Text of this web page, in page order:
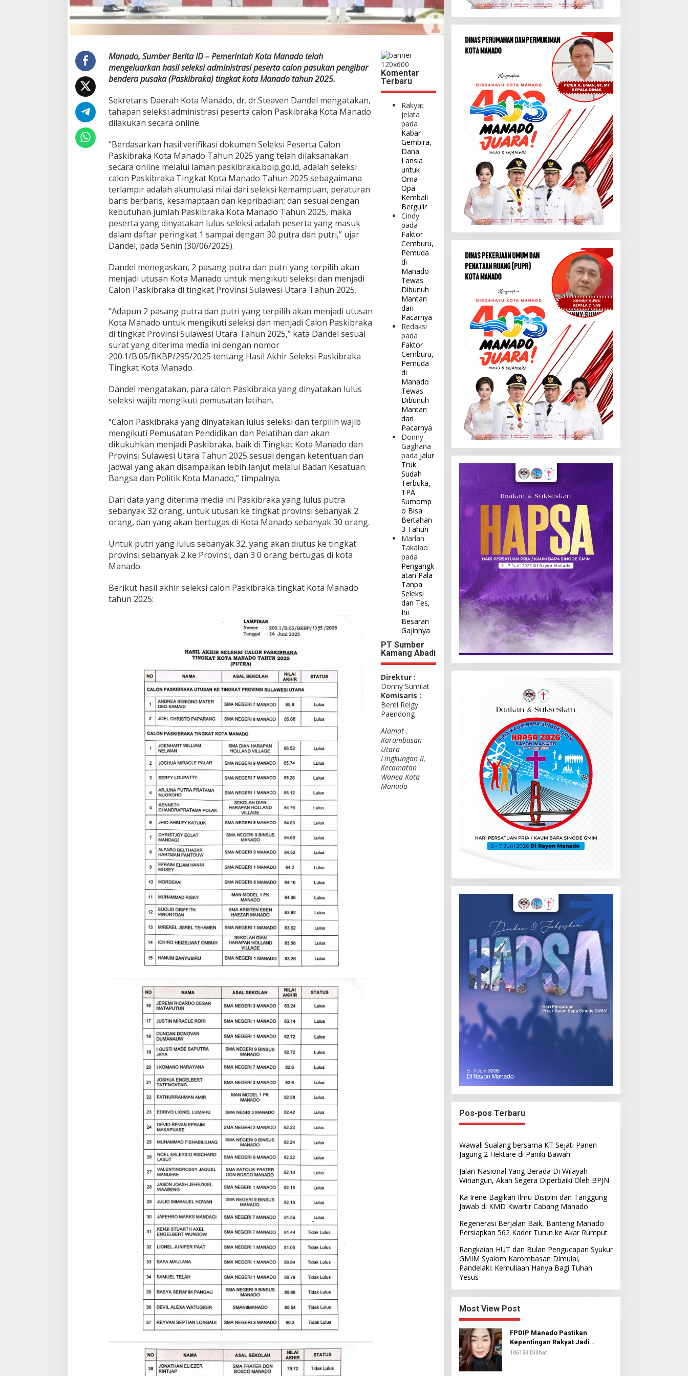
k
i
b
r
k
a
T
i
g
k
t
o
t
a
M
a
n
a
d
o
t
a
h
n
2
0
2
Manado, Sumber Berita ID – Pemerintah Kota Manado telah
mengeluarkan hasil seleksi administrasi peserta calon pasukan pengibar
bendera pusaka (Paskibraka) tingkat kota Manado tahun 2025.
Sekretaris Daerah Kota Manado, dr. dr.Steaven Dandel mengatakan,
tahapan seleksi administrasi peserta calon Paskibraka Kota Manado
dilakukan secara online.
“Berdasarkan hasil verifikasi dokumen Seleksi Peserta Calon
Paskibraka Kota Manado Tahun 2025 yang telah dilaksanakan
secara online melalui laman paskibraka.bpip.go.id, adalah seleksi
calon Paskibraka Tingkat Kota Manado Tahun 2025 sebagaimana
terlampir adalah akumulasi nilai dari seleksi kemampuan, peraturan
baris berbaris, kesamaptaan dan kepribadian; dan sesuai dengan
kebutuhan jumlah Paskibraka Kota Manado Tahun 2025, maka
peserta yang dinyatakan lulus seleksi adalah peserta yang masuk
dalam daftar peringkat 1 sampai dengan 30 putra dan putri,” ujar
Dandel, pada Senin (30/06/2025).
Dandel menegaskan, 2 pasang putra dan putri yang terpilih akan
menjadi utusan Kota Manado untuk mengikuti seleksi dan menjadi
Calon Paskibraka di tingkat Provinsi Sulawesi Utara Tahun 2025.
“Adapun 2 pasang putra dan putri yang terpilih akan menjadi utusan
Kota Manado untuk mengikuti seleksi dan menjadi Calon Paskibraka
di tingkat Provinsi Sulawesi Utara Tahun 2025,” kata Dandel sesuai
surat yang diterima media ini dengan nomor
200.1/B.05/BKBP/295/2025 tentang Hasil Akhir Seleksi Paskibraka
Tingkat Kota Manado.
Dandel mengatakan, para calon Paskibraka yang dinyatakan lulus
seleksi wajib mengikuti pemusatan latihan.
“Calon Paskibraka yang dinyatakan lulus seleksi dan terpilih wajib
mengikuti Pemusatan Pendidikan dan Pelatihan dan akan
dikukuhkan menjadi Paskibraka, baik di Tingkat Kota Manado dan
Provinsi Sulawesi Utara Tahun 2025 sesuai dengan ketentuan dan
jadwal yang akan disampaikan lebih lanjut melalui Badan Kesatuan
Bangsa dan Politik Kota Manado,” timpalnya.
Dari data yang diterima media ini Paskibraka yang lulus putra
sebanyak 32 orang, untuk utusan ke tingkat provinsi sebanyak 2
orang, dan yang akan bertugas di Kota Manado sebanyak 30 orang.
Untuk putri yang lulus sebanyak 32, yang akan diutus ke tingkat
provinsi sebanyak 2 ke Provinsi, dan 3 0 orang bertugas di kota
Manado.
Berikut hasil akhir seleksi calon Paskibraka tingkat Kota Manado
tahun 2025:
Komentar
Terbaru
Rakyat
jelata
pada
Kabar
Gembira,
Dana
Lansia
untuk
Oma –
Opa
Kembali
Bergulir
Cindy
pada
Faktor
Cemburu,
Pemuda
di
Manado
Tewas
Dibunuh
Mantan
dari
Pacarnya
Redaksi
pada
Faktor
Cemburu,
Pemuda
di
Manado
Tewas
Dibunuh
Mantan
dari
Pacarnya
Donny
Gaghana
pada Jalur
Truk
Sudah
Terbuka,
TPA
Sumomp
o Bisa
Bertahan
3 Tahun
Marlan.
Takalao
pada
Pengangk
atan Pala
Tanpa
Seleksi
dan Tes,
Ini
Besaran
Gajinnya
PT Sumber
Kamang Abadi
Direktur :
Donny Sumilat
Komisaris :
Berel Relgy
Paendong
Alamat :
Karombasan
Utara
Lingkungan II,
Kecamatan
Wanea Kota
Manado
Pos-pos Terbaru
Wawali Sualang bersama KT Sejati Panen
Jagung 2 Hektare di Paniki Bawah
Jalan Nasional Yang Berada Di Wilayah
Winangun, Akan Segera Diperbaiki Oleh BPJN
Ka Irene Bagikan Ilmu Disiplin dan Tanggung
Jawab di KMD Kwartir Cabang Manado
Regenerasi Berjalan Baik, Banteng Manado
Persiapkan 562 Kader Turun ke Akar Rumput
Rangkaian HUT dan Bulan Pengucapan Syukur
GMIM Syalom Karombasan Dimulai,
Pandelaki: Kemuliaan Hanya Bagi Tuhan
Yesus
Most View Post
FPDIP Manado Pastikan
Kepentingan Rakyat Jadi
Prioritas Dalam Perjuangan
106153 Dilihat